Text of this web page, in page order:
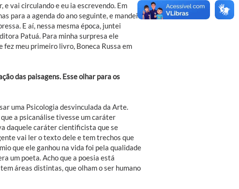
e vai circulando e eu ia escrevendo. Em
para a agenda do ano seguinte, e mandei
E aí, nessa mesma época, juntei
Patuá. Para minha surpresa ele
fez meu primeiro livro, Boneca Russa em
das paisagens. Esse olhar para os
uma Psicologia desvinculada da Arte.
a psicanálise tivesse um caráter
daquele caráter cientificista que se
vai ler o texto dele e tem trechos que
que ele ganhou na vida foi pela qualidade
um poeta. Acho que a poesia está
áreas distintas, que olham o ser humano